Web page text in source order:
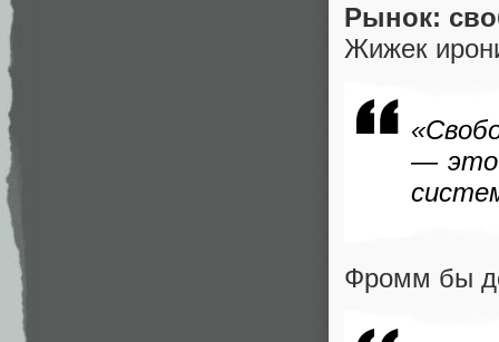
Рынок:
Жижек
— это
Фромм бы